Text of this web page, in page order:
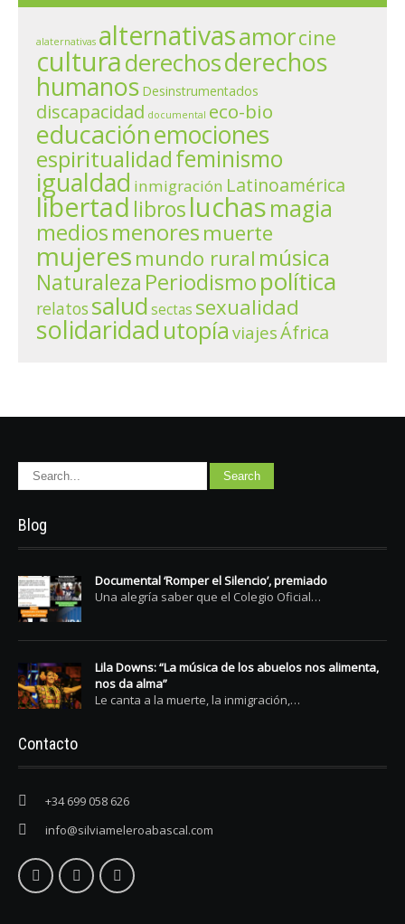
alaternativas alternativasamorcine
culturaderechosderechos
humanos Desinstrumentados
discapacidad documental eco-bio
educaciónemociones
espiritualidadfeminismo
igualdad inmigración Latinoamérica
libertad librosluchasmagia
mediosmenoresmuerte
mujeresmundo rural música
Naturaleza Periodismopolítica
relatos saludsectas sexualidad
solidaridad utopía viajesÁfrica
Blog
Documental ‘Romper el Silencio’, premiado
Una alegría saber que el Colegio Oficial…
Lila Downs: “La música de los abuelos nos alimenta,
nos da alma”
Le canta a la muerte, la inmigración,…
Contacto
+34 699 058 626
info@silviameleroabascal.com